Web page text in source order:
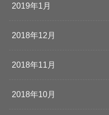
2019年1月
2018年12月
2018年11月
2018年10月